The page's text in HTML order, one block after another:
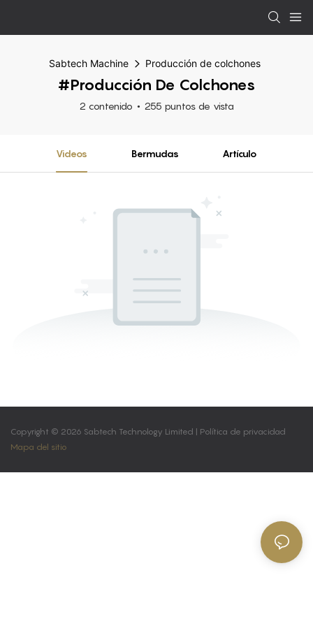
Sabtech Machine Producción de colchones
#Producción De Colchones
2 contenido 255 puntos de vista
Videos Bermudas Artículo
Copyright © 2026 Sabtech Technology Limited | Política de privacidad
Mapa del sitio